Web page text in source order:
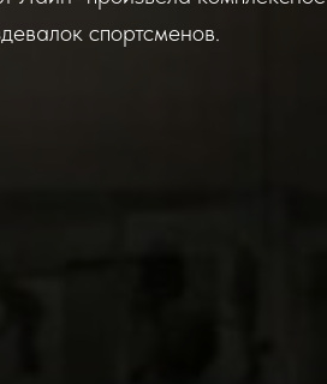
спортсменов.